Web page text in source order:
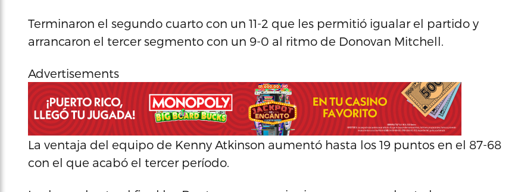
Terminaron el segundo cuarto con un 11-2 que les permitió igualar el partido y
arrancaron el tercer segmento con un 9-0 al ritmo de Donovan Mitchell.
Advertisements
La ventaja del equipo de Kenny Atkinson aumentó hasta los 19 puntos en el 87-68
con el que acabó el tercer período.